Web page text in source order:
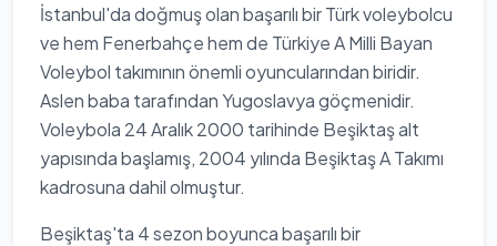
İstanbul'da doğmuş olan başarılı bir Türk voleybolcu
ve hem Fenerbahçe hem de Türkiye A Milli Bayan
Voleybol takımının önemli oyuncularından biridir.
Aslen baba tarafından Yugoslavya göçmenidir.
Voleybola 24 Aralık 2000 tarihinde Beşiktaş alt
yapısında başlamış, 2004 yılında Beşiktaş A Takımı
kadrosuna dahil olmuştur.
Beşiktaş'ta 4 sezon boyunca başarılı bir